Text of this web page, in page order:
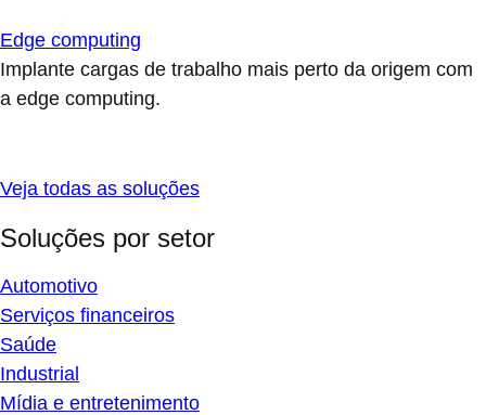
Edge computing
Implante cargas de trabalho mais perto da origem com
a edge computing.
Veja todas as soluções
Soluções por setor
Automotivo
Serviços financeiros
Saúde
Industrial
Mídia e entretenimento